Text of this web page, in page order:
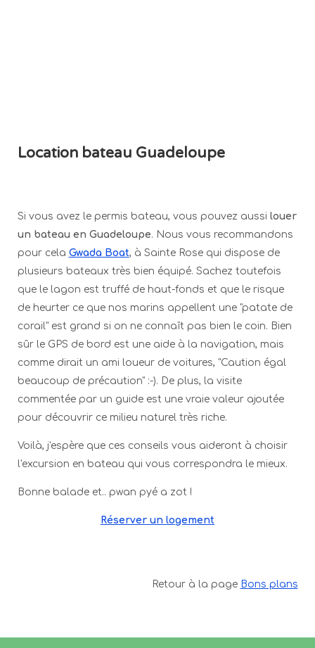
Location bateau Guadeloupe
Si vous avez le permis bateau, vous pouvez aussi louer
un bateau en Guadeloupe. Nous vous recommandons
pour cela Gwada Boat, à Sainte Rose qui dispose de
plusieurs bateaux très bien équipé. Sachez toutefois
que le lagon est truffé de haut-fonds et que le risque
de heurter ce que nos marins appellent une "patate de
corail" est grand si on ne connaît pas bien le coin. Bien
sûr le GPS de bord est une aide à la navigation, mais
comme dirait un ami loueur de voitures, "Caution égal
beaucoup de précaution" :-). De plus, la visite
commentée par un guide est une vraie valeur ajoutée
pour découvrir ce milieu naturel très riche.
Voilà, j'espère que ces conseils vous aideront à choisir
l'excursion en bateau qui vous correspondra le mieux.
Bonne balade et.. pwan pyé a zot !
Réserver un logement
Retour à la page Bons plans